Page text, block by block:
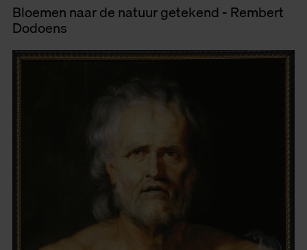
Bloemen naar de natuur getekend - Rembert
Dodoens